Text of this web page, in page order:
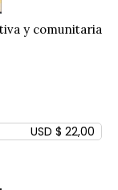
y comunitaria
USD $ 22,00